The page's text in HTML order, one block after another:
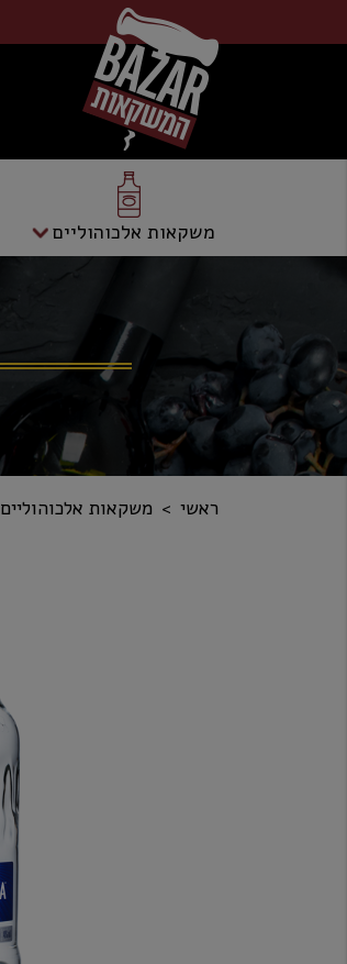
משקאות אלכוהוליים
ראשי משקאות אלכוהוליים